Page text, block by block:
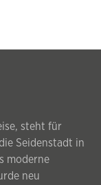
steht für
Seidenstadt in
moderne
neu